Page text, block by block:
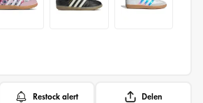
Restock alert Delen